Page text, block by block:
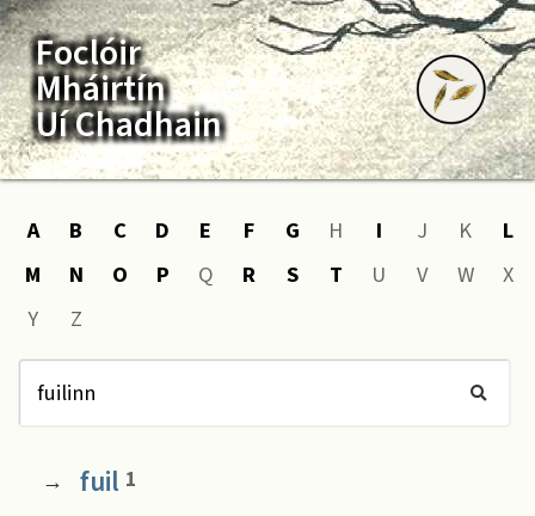
Foclóir
Mháirtín
Uí Chadhain
A B C D E F G H I J K
L
M
N O P Q R S T U V W
X
Y
Z
→ fuil 1